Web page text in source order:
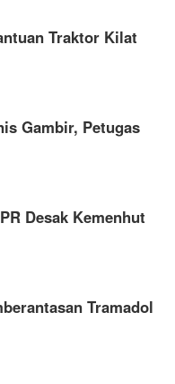
Traktor Kilat
Gambir, Petugas
Desak Kemenhut
Tramadol